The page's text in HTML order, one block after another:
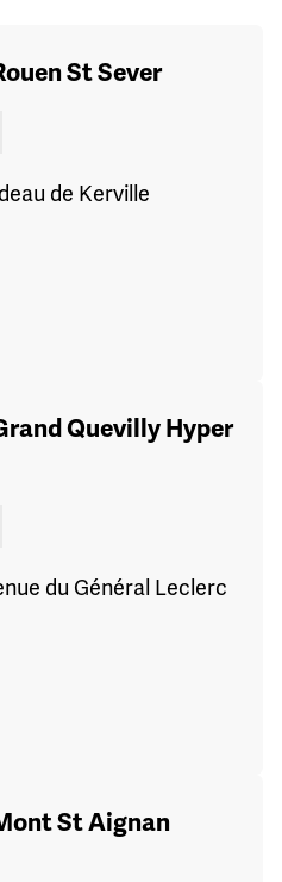
St Sever
de Kerville
Quevilly Hyper
du Général Leclerc
St Aignan